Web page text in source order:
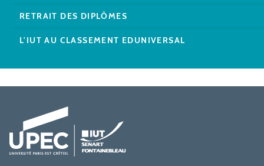
RETRAIT DES DIPLÔMES
L'IUT AU CLASSEMENT EDUNIVERSAL